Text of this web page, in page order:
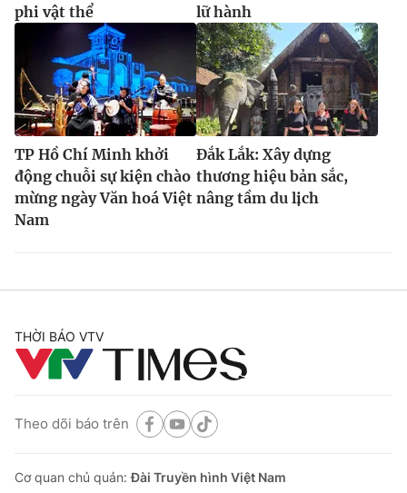
phi vật thể
lữ hành
TP Hồ Chí Minh khởi
động chuỗi sự kiện chào
mừng ngày Văn hoá Việt
Nam
Đắk Lắk: Xây dựng
thương hiệu bản sắc,
nâng tầm du lịch
THỜI BÁO VTV
Theo dõi báo trên
Cơ quan chủ quản:Đài Truyền hình Việt Nam